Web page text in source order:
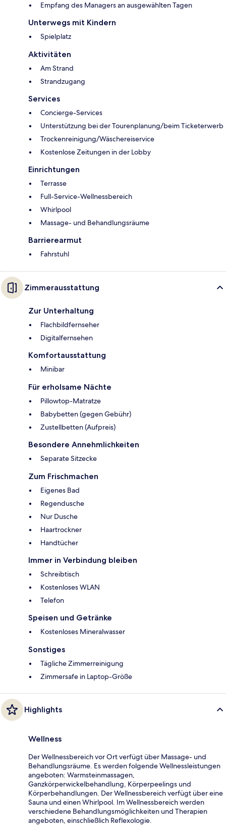
Empfang des Managers an ausgewählten Tagen
Unterwegs mit Kindern
Spielplatz
Aktivitäten
Am Strand
Strandzugang
Services
Concierge-Services
Unterstützung bei der Tourenplanung/beim Ticketerwerb
Trockenreinigung/Wäschereiservice
Kostenlose Zeitungen in der Lobby
Einrichtungen
Terrasse
Full-Service-Wellnessbereich
Whirlpool
Massage- und Behandlungsräume
Barrierearmut
Fahrstuhl
Zimmerausstattung
Zur Unterhaltung
Flachbildfernseher
Digitalfernsehen
Komfortausstattung
Minibar
Für erholsame Nächte
Pillowtop-Matratze
Babybetten (gegen Gebühr)
Zustellbetten (Aufpreis)
Besondere Annehmlichkeiten
Separate Sitzecke
Zum Frischmachen
Eigenes Bad
Regendusche
Nur Dusche
Haartrockner
Handtücher
Immer in Verbindung bleiben
Schreibtisch
Kostenloses WLAN
Telefon
Speisen und Getränke
Kostenloses Mineralwasser
Sonstiges
Tägliche Zimmerreinigung
Zimmersafe in Laptop-Größe
Highlights
Wellness
Der Wellnessbereich vor Ort verfügt über Massage- und
Behandlungsräume. Es werden folgende Wellnessleistungen
angeboten: Warmsteinmassagen,
Ganzkörperwickelbehandlung, Körperpeelings und
Körperbehandlungen. Der Wellnessbereich verfügt über eine
Sauna und einen Whirlpool. Im Wellnessbereich werden
verschiedene Behandlungsmöglichkeiten und Therapien
angeboten, einschließlich Reflexologie.